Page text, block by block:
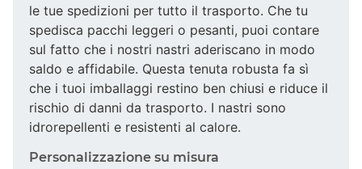
le tue spedizioni per tutto il trasporto. Che tu
spedisca pacchi leggeri o pesanti, puoi contare
sul fatto che i nostri nastri aderiscano in modo
saldo e affidabile. Questa tenuta robusta fa sì
che i tuoi imballaggi restino ben chiusi e riduce il
rischio di danni da trasporto. I nastri sono
idrorepellenti e resistenti al calore.
Personalizzazione su misura